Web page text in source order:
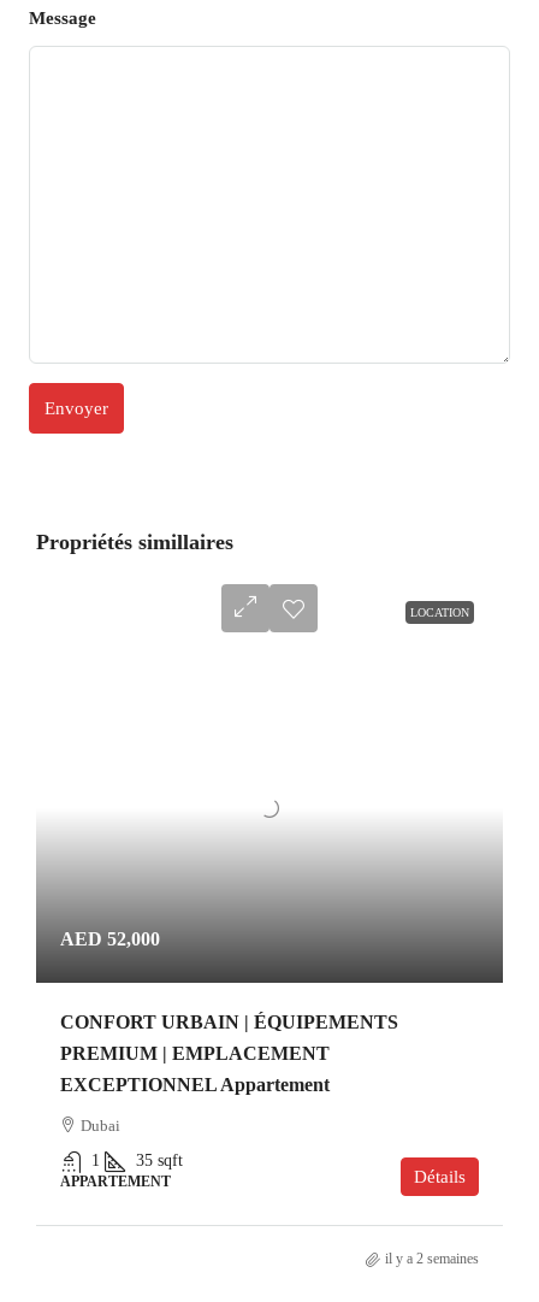
Message
Propriétés simillaires
LOCATION
AED 52,000
CONFORT URBAIN | ÉQUIPEMENTS
PREMIUM | EMPLACEMENT
EXCEPTIONNEL Appartement
Dubai
1
35 sqft
APPARTEMENT Détails
il y a 2 semaines